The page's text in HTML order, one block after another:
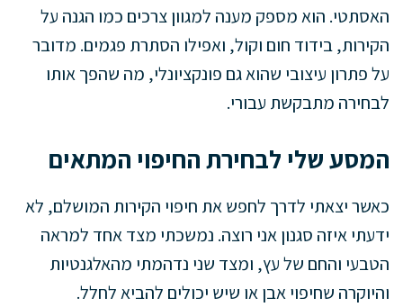
האסתטי. הוא מספק מענה למגוון צרכים כמו הגנה על
הקירות, בידוד חום וקול, ואפילו הסתרת פגמים. מדובר
על פתרון עיצובי שהוא גם פונקציונלי, מה שהפך אותו
לבחירה מתבקשת עבורי.
המסע שלי לבחירת החיפוי המתאים
כאשר יצאתי לדרך לחפש את חיפוי הקירות המושלם, לא
ידעתי איזה סגנון אני רוצה. נמשכתי מצד אחד למראה
הטבעי והחם של עץ, ומצד שני נדהמתי מהאלגנטיות
והיוקרה שחיפוי אבן או שיש יכולים להביא לחלל.